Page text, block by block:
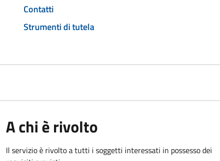
Contatti
Strumenti di tutela
A chi è rivolto
Il servizio è rivolto a tutti i soggetti interessati in possesso dei